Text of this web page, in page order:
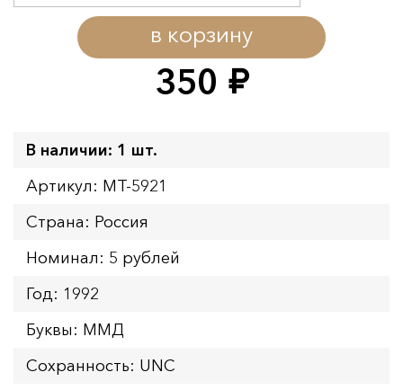
350 руб.
в корзину
В наличии: 1 шт.
Артикул: MT-5921
Страна: Россия
Номинал: 5 рублей
Год: 1992
Буквы: ММД
Сохранность: UNC